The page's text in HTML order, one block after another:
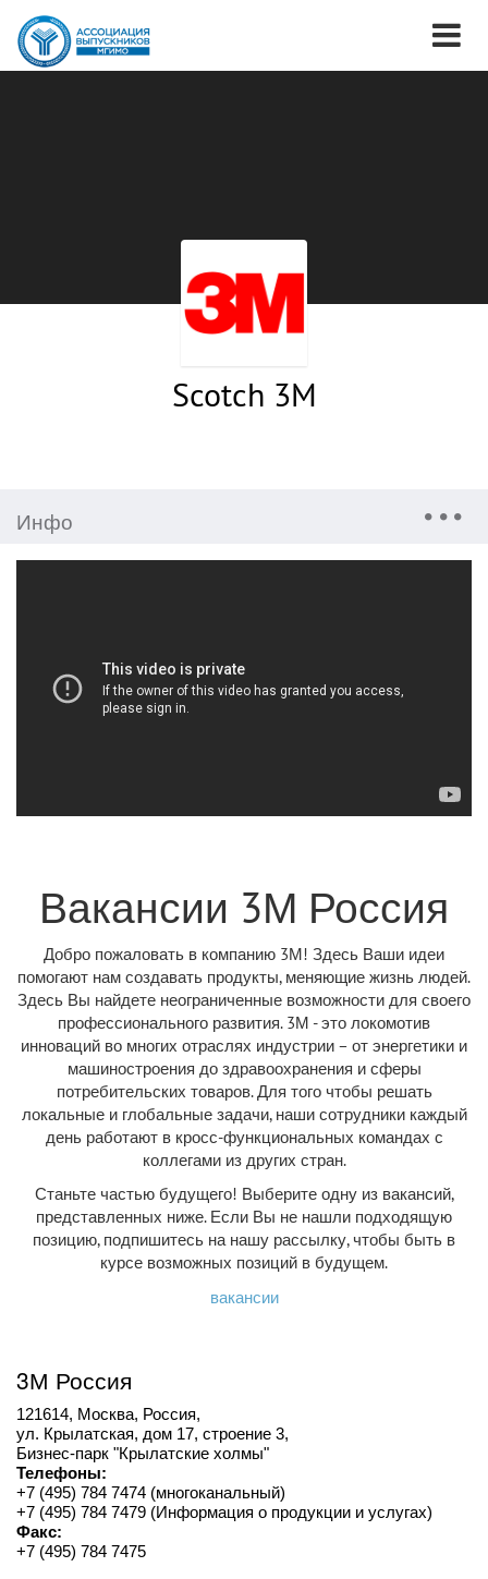
Scotch 3M
Инфо
Вакансии 3М Россия
Добро пожаловать в компанию 3М! Здесь Ваши идеи
помогают нам создавать продукты, меняющие жизнь людей.
Здесь Вы найдете неограниченные возможности для своего
профессионального развития. 3М - это локомотив
инноваций во многих отраслях индустрии – от энергетики и
машиностроения до здравоохранения и сферы
потребительских товаров. Для того чтобы решать
локальные и глобальные задачи, наши сотрудники каждый
день работают в кросс-функциональных командах с
коллегами из других стран.
Станьте частью будущего! Выберите одну из вакансий,
представленных ниже. Если Вы не нашли подходящую
позицию, подпишитесь на нашу рассылку, чтобы быть в
курсе возможных позиций в будущем.
вакансии
3М Россия
121614, Москва, Россия,
ул. Крылатская, дом 17, строение 3,
Бизнес-парк "Крылатские холмы"
Телефоны:
+7 (495) 784 7474 (многоканальный)
+7 (495) 784 7479 (Информация о продукции и услугах)
Факс:
+7 (495) 784 7475